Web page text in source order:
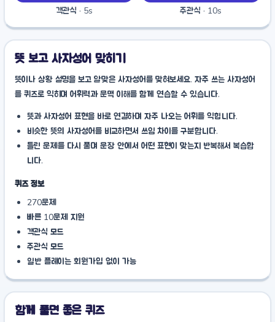
객관식 · 5s 주관식 · 10s
뜻 보고 사자성어 맞히기
뜻이나 상황 설명을 보고 알맞은 사자성어를 맞혀보세요. 자주 쓰는 사자성어
를 퀴즈로 익히며 어휘력과 문맥 이해를 함께 연습할 수 있습니다.
뜻과 사자성어 표현을 바로 연결하며 자주 나오는 어휘를 익힙니다.
비슷한 뜻의 사자성어를 비교하면서 쓰임 차이를 구분합니다.
틀린 문제를 다시 풀며 문장 안에서 어떤 표현이 맞는지 반복해서 복습합
니다.
퀴즈 정보
270문제
빠른 10문제 지원
객관식 모드
주관식 모드
일반 플레이는 회원가입 없이 가능
함께 풀면 좋은 퀴즈